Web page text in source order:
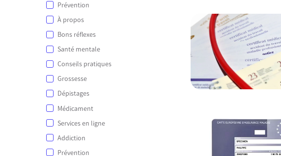
Prévention
À propos
Bons réflexes
Santé mentale
Conseils pratiques
Grossesse
Dépistages
Médicament
Services en ligne
Addiction
Prévention